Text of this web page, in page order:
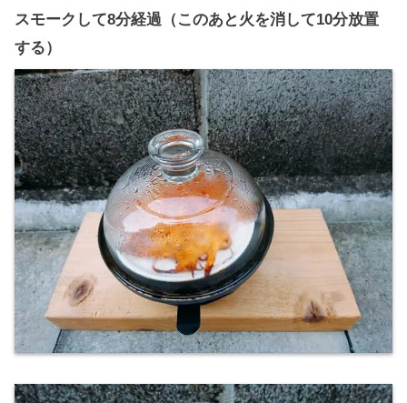
スモークして8分経過（このあと火を消して10分放置
する）